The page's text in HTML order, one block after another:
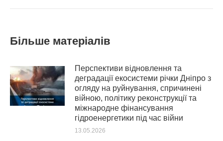
Більше матеріалів
Перспективи відновлення та
деградації екосистеми річки Дніпро з
огляду на руйнування, спричинені
війною, політику реконструкції та
міжнародне фінансування
гідроенергетики під час війни
13.05.2026